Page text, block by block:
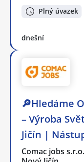
Plný úvazek
dnešní
🔎Hledáme
– Výroba
Jičín |
Comac jobs s.r.o.